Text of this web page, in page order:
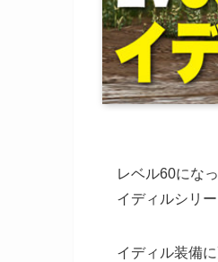
レベル60にな
イディルシリ
イディル装備